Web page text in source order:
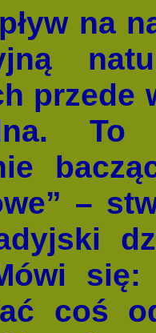
na
przede
To
–
się:
coś